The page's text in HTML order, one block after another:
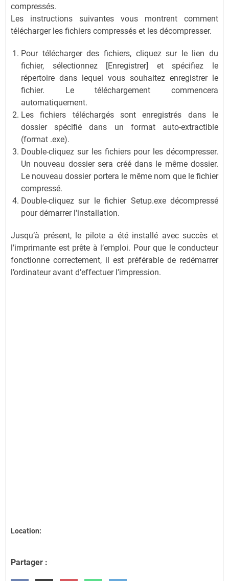
compressés.
Les instructions suivantes vous montrent comment
télécharger les fichiers compressés et les décompresser.
Pour télécharger des fichiers, cliquez sur le lien du
fichier, sélectionnez [Enregistrer] et spécifiez le
répertoire dans lequel vous souhaitez enregistrer le
fichier. Le téléchargement commencera
automatiquement.
Les fichiers téléchargés sont enregistrés dans le
dossier spécifié dans un format auto-extractible
(format .exe).
Double-cliquez sur les fichiers pour les décompresser.
Un nouveau dossier sera créé dans le même dossier.
Le nouveau dossier portera le même nom que le fichier
compressé.
Double-cliquez sur le fichier Setup.exe décompressé
pour démarrer l'installation.
Jusqu’à présent, le pilote a été installé avec succès et
l’imprimante est prête à l’emploi. Pour que le conducteur
fonctionne correctement, il est préférable de redémarrer
l’ordinateur avant d’effectuer l’impression.
Location:
Partager :